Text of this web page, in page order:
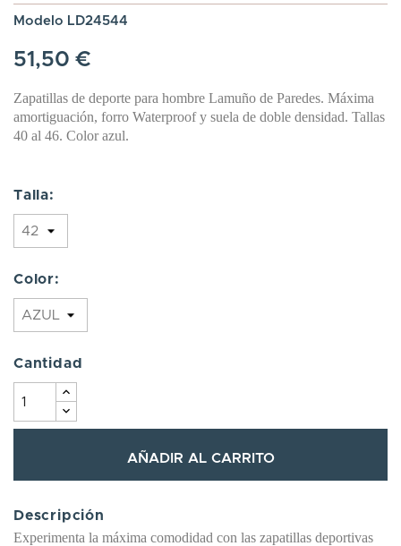
Modelo LD24544
51,50 €
Zapatillas de deporte para hombre Lamuño de Paredes. Máxima
amortiguación, forro Waterproof y suela de doble densidad. Tallas
40 al 46. Color azul.
Talla:
Color:
Cantidad
AÑADIR AL CARRITO
Descripción
Experimenta la máxima comodidad con las zapatillas deportivas